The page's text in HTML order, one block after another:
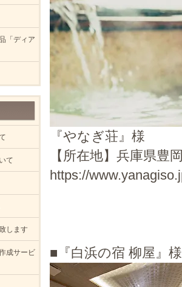
『やなぎ荘』様
【所在地】兵庫県
https://
■『白浜の宿 柳屋
「ディア
て
します
成サービ